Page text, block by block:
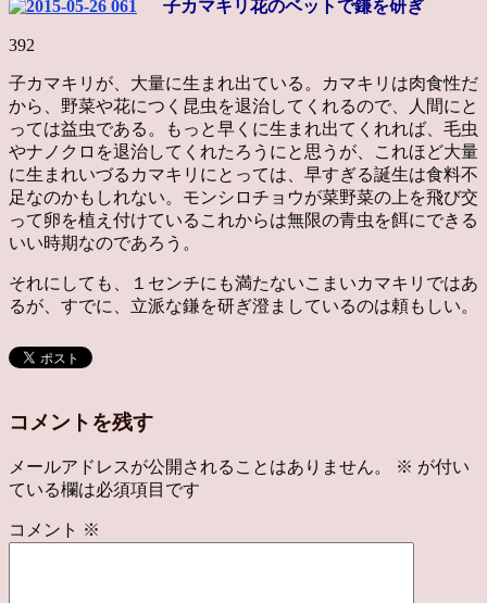
子カマキリ花のベットで鎌を研ぎ
392
子カマキリが、大量に生まれ出ている。カマキリは肉食性だ
から、野菜や花につく昆虫を退治してくれるので、人間にと
っては益虫である。もっと早くに生まれ出てくれれば、毛虫
やナノクロを退治してくれたろうにと思うが、これほど大量
に生まれいづるカマキリにとっては、早すぎる誕生は食料不
足なのかもしれない。モンシロチョウが菜野菜の上を飛び交
って卵を植え付けているこれからは無限の青虫を餌にできる
いい時期なのであろう。
それにしても、１センチにも満たないこまいカマキリではあ
るが、すでに、立派な鎌を研ぎ澄ましているのは頼もしい。
コメントを残す
メールアドレスが公開されることはありません。 ※ が付い
ている欄は必須項目です
コメント ※